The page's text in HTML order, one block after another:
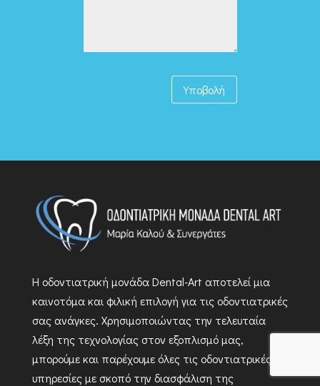
Υποβολή
Η οδοντιατρική μονάδα Dental-Art αποτελεί μια
καινοτόμα και φιλική επιλογή για τις οδοντιατρικές
σας ανάγκες. Χρησιμοποιώντας την τελευταία
λέξη της τεχνολογίας στον εξοπλισμό μας,
μπορούμε και παρέχουμε όλες τις οδοντιατρικές
υπηρεσίες με σκοπό την διασφάλιση της